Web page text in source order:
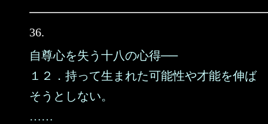
36.
自尊心を失う十八の心得──
１２．持って生まれた可能性や才能を伸ば
そうとしない。
……